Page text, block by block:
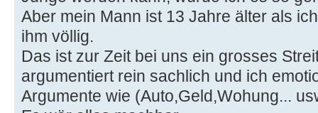
Aber mein Mann ist 13 Jahre älter als
ihm völlig.
Das ist zur Zeit bei uns ein grosses
argumentiert rein sachlich und ich
Argumente wie (Auto,Geld,Wohung...